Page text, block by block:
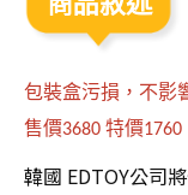
包裝盒污損，不影
售價3680 特價1760
韓國 EDTOY公司